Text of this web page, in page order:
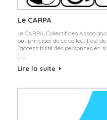
Le CARPA
Le CARPA, Collectif des
but principal de ce collectif est
l’accessibilité des personnes en
[…]
Lire la suite